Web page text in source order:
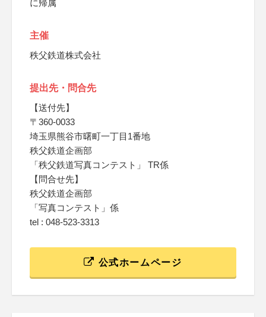
に帰属
主催
秩父鉄道株式会社
提出先・問合先
【送付先】
〒360-0033
埼玉県熊谷市曙町一丁目1番地
秩父鉄道企画部
「秩父鉄道写真コンテスト」 TR係
【問合せ先】
秩父鉄道企画部
「写真コンテスト」係
tel : 048-523-3313
公式ホームページ